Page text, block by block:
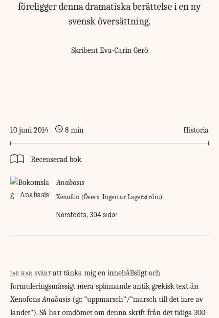
föreligger denna dramatiska berättelse i en ny
svensk översättning.
Skribent Eva-Carin Gerö
10 juni 2014 8 min Historia
Recenserad bok
Anabasis
Xenofon (Övers. Ingemar Lagerström)
Norstedts, 304 sidor
jag har svårt att tänka mig en innehållsligt och
formuleringsmässigt mera spännande antik grekisk text än
XenofonsAnabasis (gr. ”uppmarsch”/”marsch till det inre av
landet”). Så har omdömet om denna skrift från det tidiga 300-